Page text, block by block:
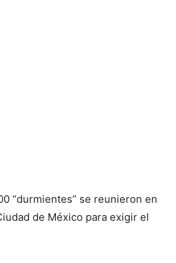
“durmientes” se reunieron en
de México para exigir el